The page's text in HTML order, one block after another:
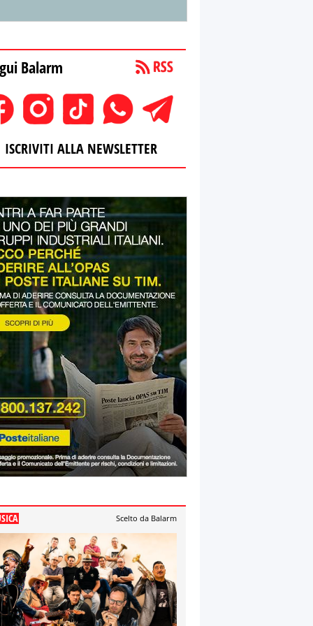
Balarm
ISCRIVITI ALLA NEWSLETTER
Scelto da Balarm